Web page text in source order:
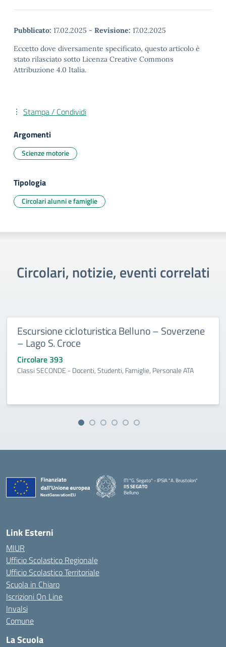
Pubblicato: 17.02.2025 - Revisione: 17.02.2025
Eccetto dove diversamente specificato, questo articolo è
stato rilasciato sotto Licenza Creative Commons
Attribuzione 4.0 Italia.
Stampa / Condividi
Argomenti
Scienze motorie
Tipologia
Circolari alunni e famiglie
Circolari, notizie, eventi correlati
Escursione cicloturistica Belluno – Soverzene
– Lago S. Croce
Circolare 393
Classi SECONDE - Docenti, Studenti, Famiglie, Personale ATA
ITI "G. Segato" - IPSIA "A. Brustolon"
IIS SEGATO
Belluno
Link Esterni
MIUR
Ufficio Scolastico Regionale
Ufficio Scolastico Territoriale
Scuola in Chiaro
Iscrizioni On Line
Invalsi
Comune
La Scuola